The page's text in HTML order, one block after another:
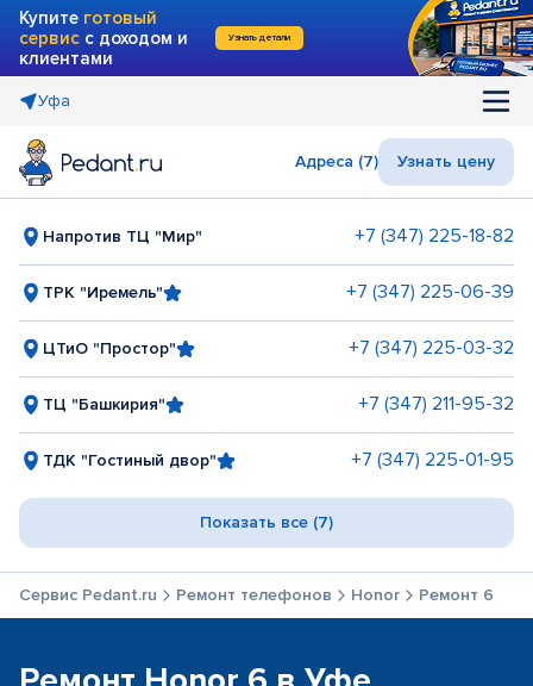
Купите готовый
сервис с доходом и
клиентами
Узнать детали
Уфа
Адреса (7) Узнать цену
Напротив ТЦ "Мир" +7 (347) 225-18-82
ТРК "Иремель" +7 (347) 225-06-39
ЦТиО "Простор" +7 (347) 225-03-32
ТЦ "Башкирия" +7 (347) 211-95-32
ТДК "Гостиный двор" +7 (347) 225-01-95
Показать все (7)
Сервис Pedant.ru Ремонт телефонов Honor Ремонт 6